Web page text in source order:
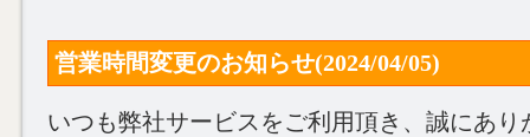
営業時間変更のお知らせ(2024/04/05)
いつも弊社サービスをご利用頂き、誠にあり